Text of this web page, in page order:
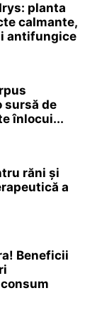
planta
calmante,
antifungice
sursă de
înlocui...
răni și
a
Beneficii